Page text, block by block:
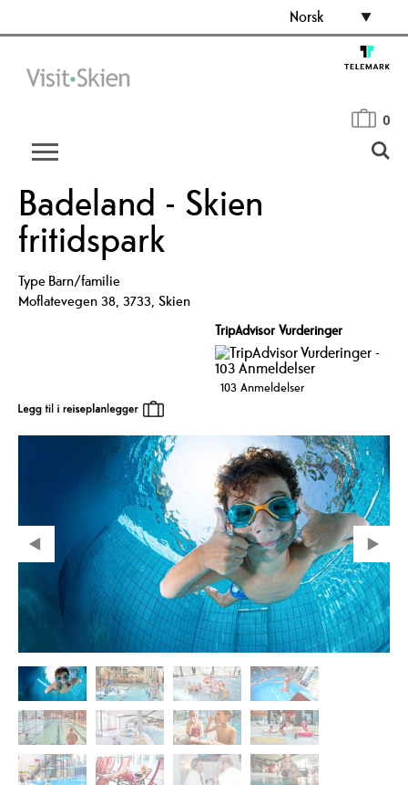
Norsk
0
Badeland - Skien
fritidspark
TypeBarn/familie
Moflatevegen 38, 3733, Skien
TripAdvisor Vurderinger
103 Anmeldelser